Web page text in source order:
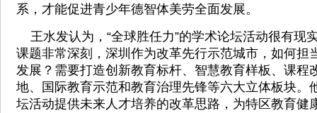
系，才能促进青少年德智体美劳全面发展。
王水发认为，“全球胜任力”的学术论坛活动很有现
课题非常深刻，深圳作为改革先行示范城市，如何担
发展？需要打造创新教育标杆、智慧教育样板、课程
地、国际教育示范和教育治理先锋等六大立体板块。
坛活动提供未来人才培养的改革思路，为特区教育健